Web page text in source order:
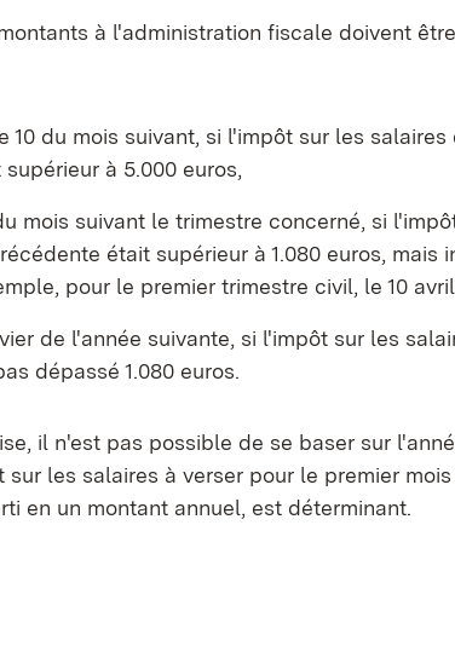
à l'administration fiscale doivent être
10 du mois suivant, si l'impôt sur les salaires
à 5.000 euros,
mois suivant le trimestre concerné, si
était supérieur à 1.080 euros, mais
pour le premier trimestre civil, le 10
de l'année suivante, si l'impôt sur les
dépassé 1.080 euros.
il n'est pas possible de se baser sur
les salaires à verser pour le premier
en un montant annuel, est déterminant.